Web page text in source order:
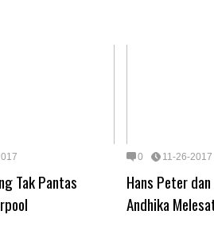
Tak Pantas
0 11-26-2017
Hans Peter
Andhika